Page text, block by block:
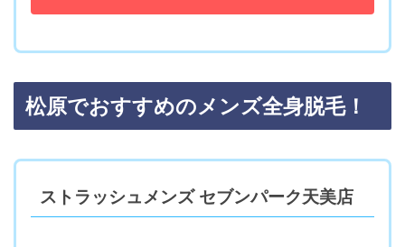
松原でおすすめのメンズ全身脱毛！
ストラッシュメンズ セブンパーク天美店